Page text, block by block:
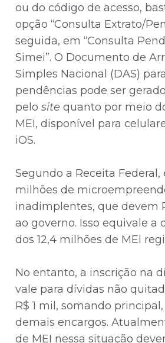
ou do código de acesso,
opção “Consulta Extrato/
seguida, em “Consulta
Simei”. O Documento de
Simples Nacional (DAS)
pendências pode ser
pelositequanto por meio
MEI, disponível para
iOS.
Segundo a Receita Federal,
milhões de
inadimplentes, que devem
ao governo. Isso equivale a
dos 12,4 milhões de MEI
No entanto, a inscrição na
vale para dívidas não
R$ 1 mil, somando
demais encargos.
de MEI nessa situação